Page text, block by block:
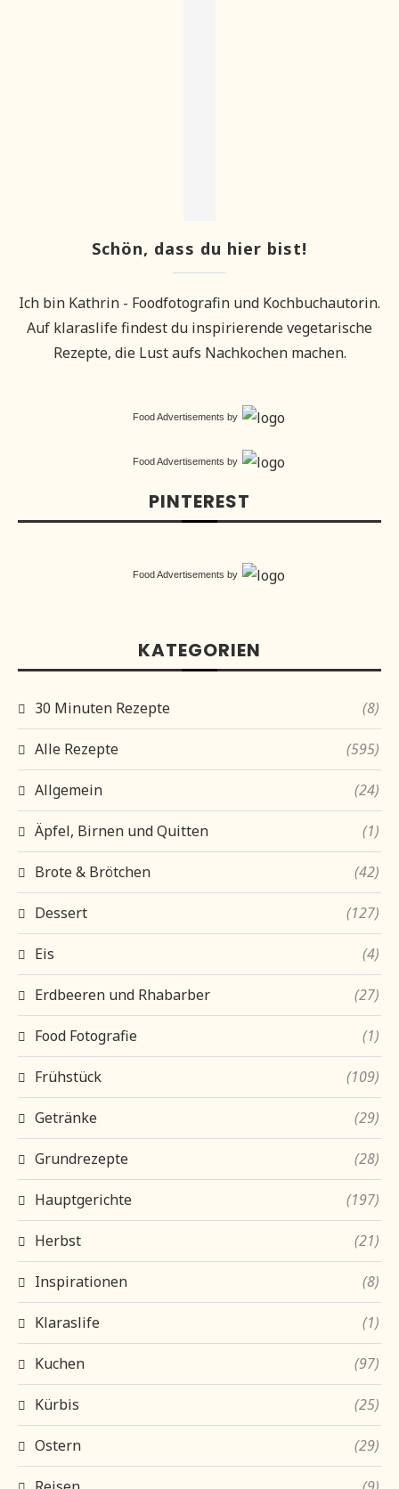
Schön, dass du hier bist!
Ich bin Kathrin - Foodfotografin und Kochbuchautorin.
Auf klaraslife findest du inspirierende vegetarische
Rezepte, die Lust aufs Nachkochen machen.
Food Advertisements by
Food Advertisements by
PINTEREST
Food Advertisements by
KATEGORIEN
30 Minuten Rezepte (8)
Alle Rezepte (595)
Allgemein (24)
Äpfel, Birnen und Quitten (1)
Brote & Brötchen (42)
Dessert (127)
Eis (4)
Erdbeeren und Rhabarber (27)
Food Fotografie (1)
Frühstück (109)
Getränke (29)
Grundrezepte (28)
Hauptgerichte (197)
Herbst (21)
Inspirationen (8)
Klaraslife (1)
Kuchen (97)
Kürbis (25)
Ostern (29)